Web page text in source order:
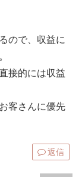
ので、収益に
接的には収益
客さんに優先
返信